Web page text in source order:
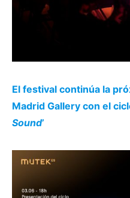
El festival continúa la
Madrid Gallery con el
Sound’